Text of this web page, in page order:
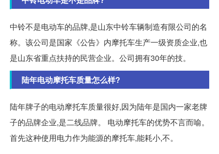
中铃不是电动车的品牌,是山东中铃车辆制造有限公司的名
称。该公司是国家《公告》内摩托车生产一级资质企业,也
是山东省重点扶持的民营企业。公司拥有30年的技。
陆年电动摩托车质量怎么样?
陆年牌子的电动摩托车质量很好,因为陆年是国内一家老牌
子的品牌企业,是二线品牌。 电动摩托车的优势不言而喻。
首先这种使用电力作为能源的摩托车,能耗小,不。